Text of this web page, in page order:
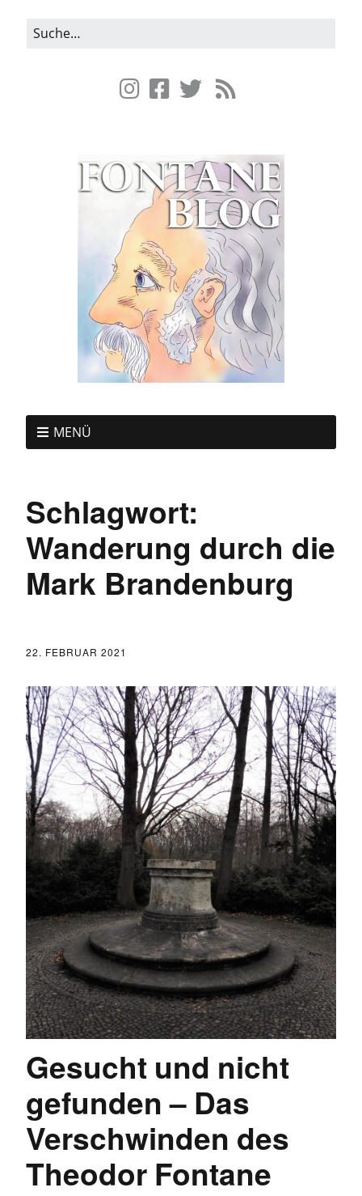
MENÜ
Schlagwort:
Wanderung durch die
Mark Brandenburg
22. FEBRUAR 2021
Gesucht und nicht
gefunden – Das
Verschwinden des
Theodor Fontane